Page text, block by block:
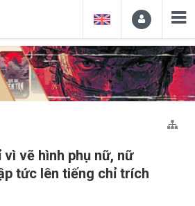
vì vẽ hình phụ nữ, nữ
tức lên tiếng chỉ trích